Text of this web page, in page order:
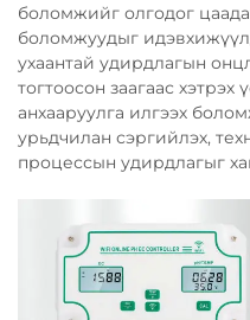
боломжийг олгодог
боломжуудыг
ухаантай удирдлагын
тогтоосон заагаас хэтрэх
анхааруулга илгээх
урьдчилан сэргийлэх,
процессын удирдлагыг